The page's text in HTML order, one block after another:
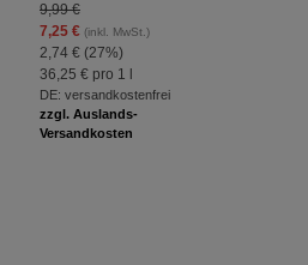
9,99 €
7,25 €(inkl. MwSt.)
2,74 € (27%)
36,25 €pro 1 l
DE: versandkostenfrei
zzgl. Auslands-
Versandkosten